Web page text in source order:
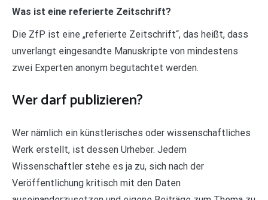
Was ist eine referierte Zeitschrift?
Die ZfP ist eine „referierte Zeitschrift“, das heißt, dass
unverlangt eingesandte Manuskripte von mindestens
zwei Experten anonym begutachtet werden.
Wer darf publizieren?
Wer nämlich ein künstlerisches oder wissenschaftliches
Werk erstellt, ist dessen Urheber. Jedem
Wissenschaftler stehe es ja zu, sich nach der
Veröffentlichung kritisch mit den Daten